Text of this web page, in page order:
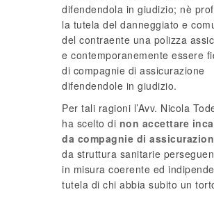
difendendola in giudizio; nè
la tutela del danneggiato e
del contraente una polizza
e contemporanemente essere
di compagnie di assicurazione
difendendole in giudizio.
Per tali ragioni l’Avv. Nicola
ha scelto di non accettare
da compagnie di
da struttura sanitarie
in misura coerente ed
tutela di chi abbia subito un